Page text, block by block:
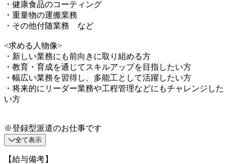
・健康食品のコーティング
・重量物の運搬業務
・その他付随業務 など
<求める人物像>
・新しい業務にも前向きに取り組める方
・教育・育成を通じてスキルアップを目指したい方
・幅広い業務を習得し、多能工として活躍したい方
・将来的にリーダー業務や工程管理などにもチャレンジした
い方
※登録型派遣のお仕事です
全て表示
【給与備考】